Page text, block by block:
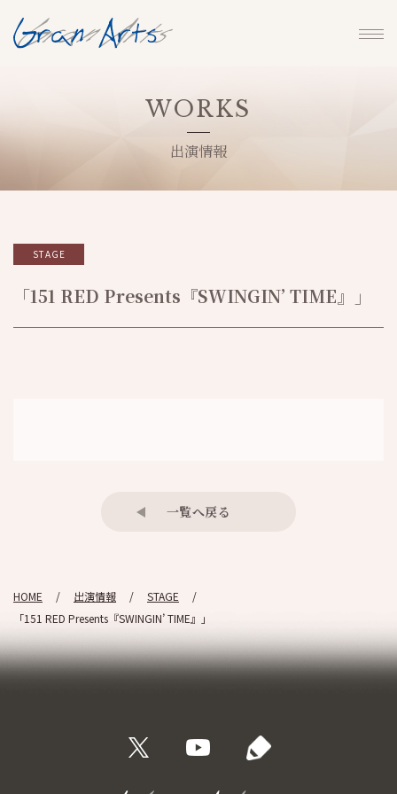
WORKS
出演情報
STAGE
「151 RED Presents『SWINGIN’ TIME』」
一覧へ戻る
HOME 出演情報
STAGE
「151 RED Presents『SWINGIN’ TIME』」